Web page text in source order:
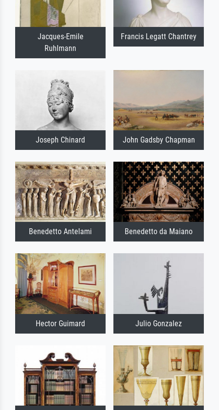
Jacques-Emile
Ruhlmann
Francis Legatt Chantrey
Joseph Chinard John Gadsby Chapman
Benedetto Antelami Benedetto da Maiano
Hector Guimard Julio Gonzalez